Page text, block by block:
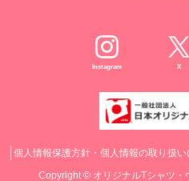
Instagram X
個人情報保護方針・個人情報の取り扱い
Copyright © オリジナルTシャツ・